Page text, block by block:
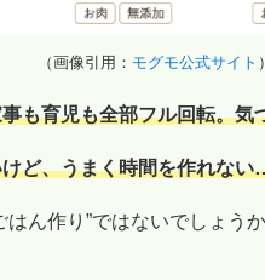
（画像引用： モグモ公式サイト ）
も育児も全部フル回転。
ど、うまく時間を作れな
ん作り”ではないでしょう